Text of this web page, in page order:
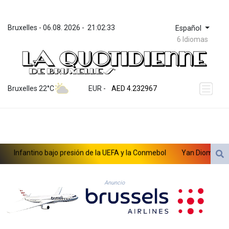
Bruxelles - 06.08. 2026 - 21:02:33 Español
6 Idiomas
Bruxelles 22°C EUR -
ZWL 371.095165
AED 4.232967
AFN 75.479359
ARS 1728.428661
AUD 1.638336
AZN 1.961602
BAM 1.952566
BBD 2.320646
BDT 142.623742
bajo presión de la UEFA y la Conmebol Yan Diomandé, la
Anuncio